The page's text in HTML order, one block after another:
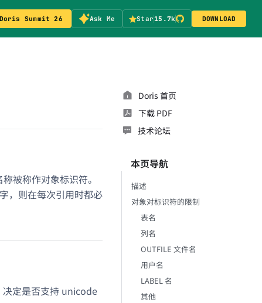
Doris Summit 26 Ask Me Star15.7k DOWNLOAD
被称作对象标识符。
，则在每次引用时都必
决定是否支持 unicode
Doris 首页
下载 PDF
技术论坛
本页导航
描述
对象对标识符的限制
表名
列名
OUTFILE 文件名
用户名
LABEL 名
其他